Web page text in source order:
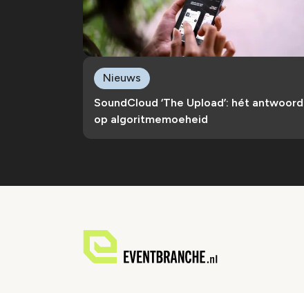
SoundCloud ‘The Upload’: hét antwoord
op algoritmemoeheid
Nieuws